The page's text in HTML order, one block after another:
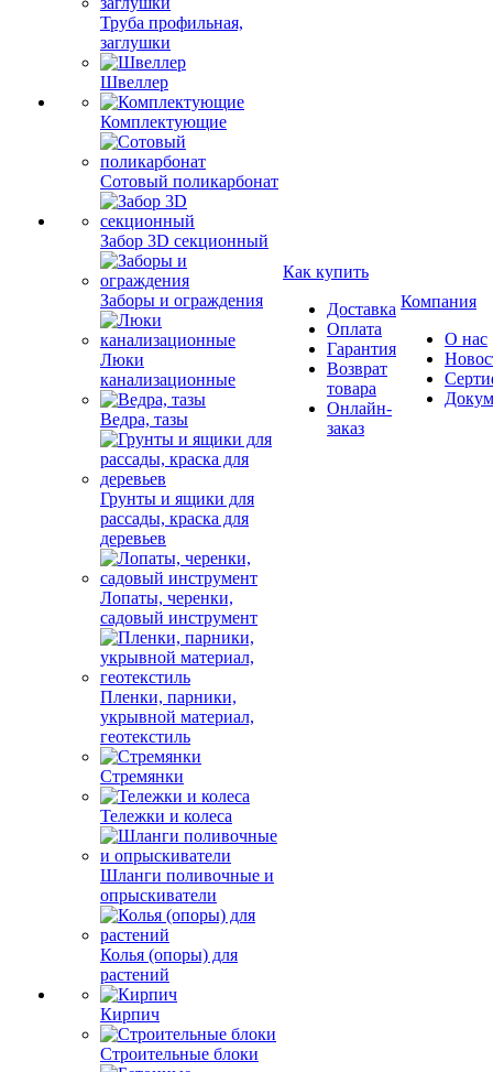
Труба профильная,
заглушки
Швеллер
Комплектующие
Сотовый поликарбонат
Забор 3D секционный
Заборы и ограждения
Люки
канализационные
Ведра, тазы
Грунты и ящики для
рассады, краска для
деревьев
Лопаты, черенки,
садовый инструмент
Пленки, парники,
укрывной материал,
геотекстиль
Стремянки
Тележки и колеса
Шланги поливочные и
опрыскиватели
Колья (опоры) для
растений
Кирпич
Строительные блоки
Как купить
Доставка
Оплата
Гарантия
Возврат
товара
Онлайн-
заказ
Компания
О нас